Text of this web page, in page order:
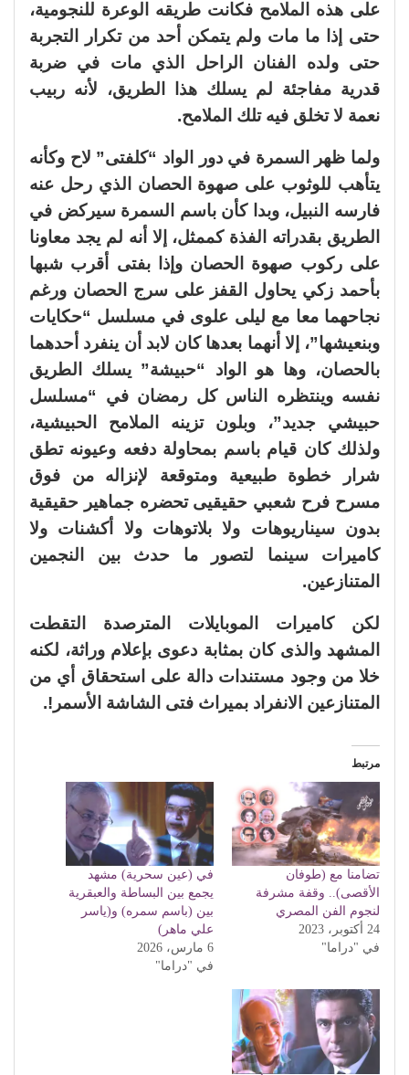
على هذه الملامح فكانت طريقه الوعرة للنجومية،
حتى إذا ما مات ولم يتمكن أحد من تكرار التجربة
حتى ولده الفنان الراحل الذي مات في ضربة
قدرية مفاجئة لم يسلك هذا الطريق، لأنه ربيب
نعمة لا تخلق فيه تلك الملامح.
ولما ظهر السمرة في دور الواد “كلفتى” لاح وكأنه
يتأهب للوثوب على صهوة الحصان الذي رحل عنه
فارسه النبيل، وبدا كأن باسم السمرة سيركض في
الطريق بقدراته الفذة كممثل، إلا أنه لم يجد معاونا
على ركوب صهوة الحصان وإذا بفتى أقرب شبها
بأحمد زكي يحاول القفز على سرج الحصان ورغم
نجاحهما معا مع ليلى علوى في مسلسل “حكايات
وبنعيشها”، إلا أنهما بعدها كان لابد أن ينفرد أحدهما
بالحصان، وها هو الواد “حبيشة” يسلك الطريق
نفسه وينتظره الناس كل رمضان في “مسلسل
حبيشي جديد”، وبلون تزينه الملامح الحبيشية،
ولذلك كان قيام باسم بمحاولة دفعه وعيونه تطق
شرار خطوة طبيعية ومتوقعة لإنزاله من فوق
مسرح فرح شعبي حقيقيى تحضره جماهير حقيقية
بدون سيناريوهات ولا بلاتوهات ولا أكشنات ولا
كاميرات سينما لتصور ما حدث بين النجمين
المتنازعين.
لكن كاميرات الموبايلات المترصدة التقطت
المشهد والذى كان بمثابة دعوى بإعلام وراثة، لكنه
خلا من وجود مستندات دالة على استحقاق أي من
المتنازعين الانفراد بميراث فتى الشاشة الأسمر!.
مرتبط
تضامنا مع (طوفان
الأقصى).. وقفة مشرفة
لنجوم الفن المصري
24 أكتوبر، 2023
في "دراما"
في (عين سحرية) مشهد
يجمع بين البساطة والعبقرية
بين (باسم سمره) و(ياسر
علي ماهر)
6 مارس، 2026
في "دراما"